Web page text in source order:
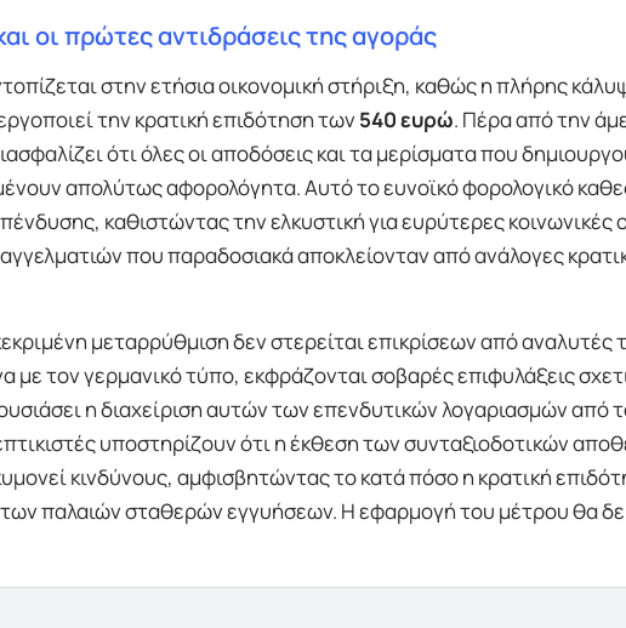
οι πρώτες αντιδράσεις της αγοράς
στην ετήσια οικονομική στήριξη, καθώς η πλήρης
την κρατική επιδότηση των 540 ευρώ. Πέρα από την
ότι όλες οι αποδόσεις και τα μερίσματα που
απολύτως αφορολόγητα. Αυτό το ευνοϊκό φορολογικό
καθιστώντας την ελκυστική για ευρύτερες κοινωνικές
που παραδοσιακά αποκλείονταν από ανάλογες
μεταρρύθμιση δεν στερείται επικρίσεων από αναλυτές
τον γερμανικό τύπο, εκφράζονται σοβαρές επιφυλάξεις
η διαχείριση αυτών των επενδυτικών λογαριασμών από
υποστηρίζουν ότι η έκθεση των συνταξιοδοτικών
κινδύνους, αμφισβητώντας το κατά πόσο η κρατική
των παλαιών σταθερών εγγυήσεων. Η εφαρμογή του μέτρου θα